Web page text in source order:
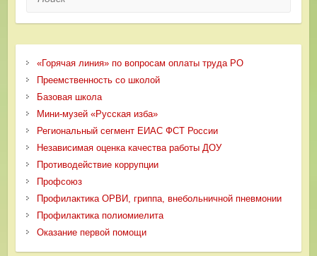
«Горячая линия» по вопросам оплаты труда РО
Преемственность со школой
Базовая школа
Мини-музей «Русская изба»
Региональный сегмент ЕИАС ФСТ России
Независимая оценка качества работы ДОУ
Противодействие коррупции
Профсоюз
Профилактика ОРВИ, гриппа, внебольничной пневмонии
Профилактика полиомиелита
Оказание первой помощи